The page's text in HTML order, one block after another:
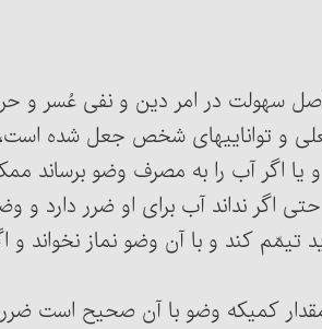
به اصل سهولت در امر دین و نفی عُسر و
و تواناییهای ‏شخص جعل شده است،
یا اگر آب را به مصرف وضو برساند
اگر نداند آب برای او ضرر دارد و
تیمّم کند و با آن وضو نماز نخواند و
مقدار کمی‏که وضو با آن صحیح است